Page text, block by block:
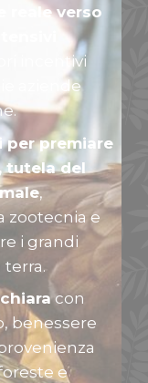
reale verso
incentivi
aziende
per premiare
tutela del
,
zootecnia e
i grandi
con
benessere
e